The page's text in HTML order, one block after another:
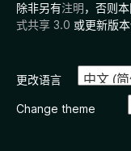
除非另有注明，否则
式共享 3.0 或更新版本
更改语言
Change theme